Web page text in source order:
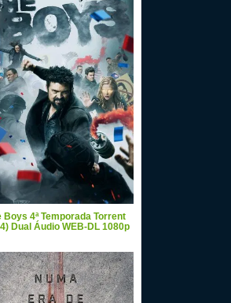
Boys 4ª Temporada Torrent
Dual Áudio WEB-DL 1080p